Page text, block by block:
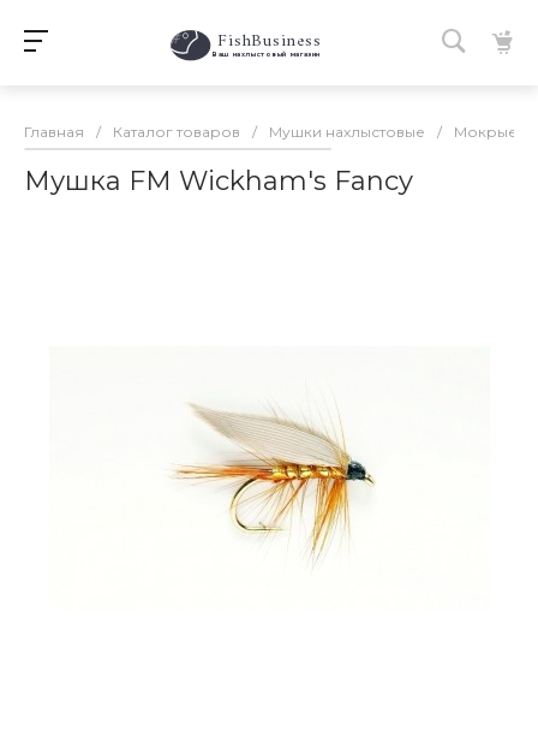
FishBusiness
Ваш нахлыстовый магазин
Главная / Каталог товаров / Мушки нахлыстовые / Мокрые
Мушка FM Wickham's Fancy